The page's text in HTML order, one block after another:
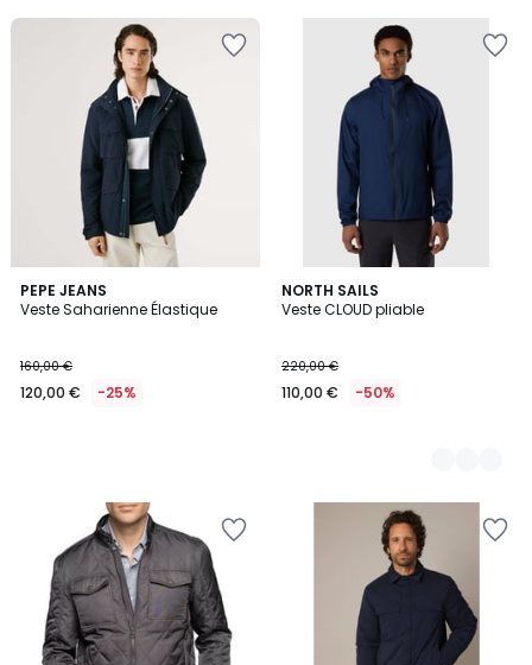
PEPE JEANS
Veste Saharienne Élastique
160,00 €
120,00 € -25%
NORTH SAILS
Veste CLOUD pliable
220,00 €
110,00 € -50%
2
Couleurs